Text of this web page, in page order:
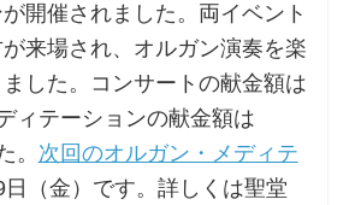
開催されました。両イベント
来場され、オルガン演奏を楽
した。コンサートの献金額は
ィテーションの献金額は
。 次回のオルガン・メディテ
日（金）です。詳しくは聖堂